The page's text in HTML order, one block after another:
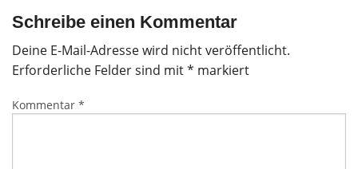
Schreibe einen Kommentar
Deine E-Mail-Adresse wird nicht veröffentlicht.
Erforderliche Felder sind mit* markiert
Kommentar *